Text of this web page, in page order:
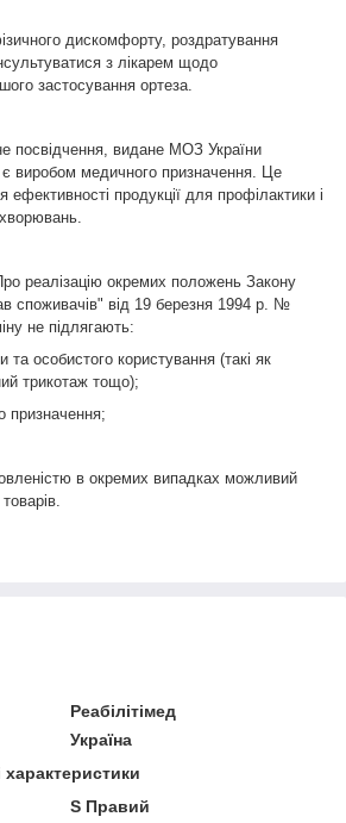
дискомфорту, роздратування
з лікарем щодо
застосування ортеза.
посвідчення, видане МОЗ України
виробом медичного призначення. Це
ефективності продукції для профілактики і
реалізацію окремих положень Закону
споживачів" від 19 березня 1994 р. №
не підлягають:
та особистого користування (такі як
трикотаж тощо);
призначення;
в окремих випадках можливий
Реабілітімед
Україна
S Правий